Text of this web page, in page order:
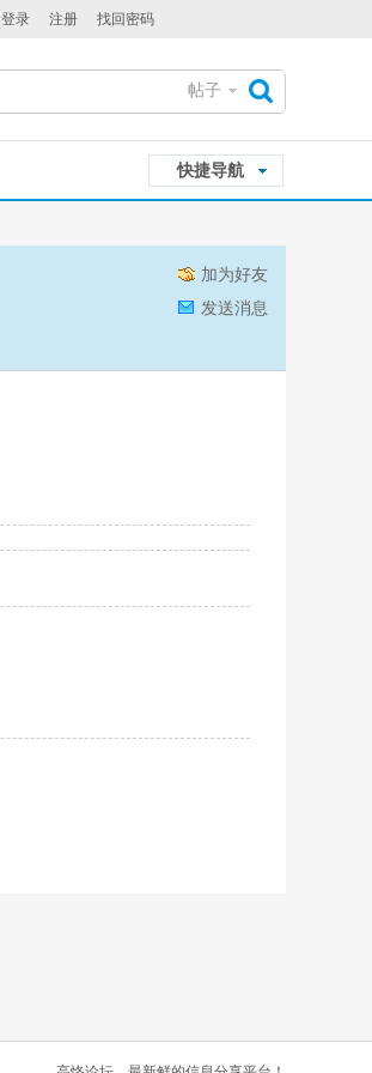
登录 注册 找回密码
帖子
快捷导航
加为好友
发送消息